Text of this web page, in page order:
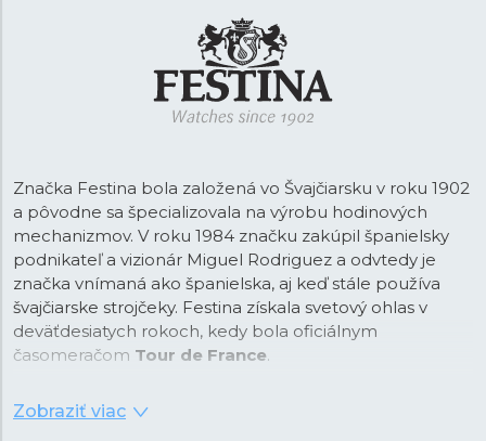
Značka Festina bola založená vo Švajčiarsku v roku 1902
a pôvodne sa špecializovala na výrobu hodinových
mechanizmov. V roku 1984 značku zakúpil španielsky
podnikateľ a vizionár Miguel Rodriguez a odvtedy je
značka vnímaná ako španielska, aj keď stále používa
švajčiarske strojčeky. Festina získala svetový ohlas v
deväťdesiatych rokoch, kedy bola oficiálnym
časomeračom Tour de France.
značka a vďaka spolupráci so svetoznámym
Zobraziť viac